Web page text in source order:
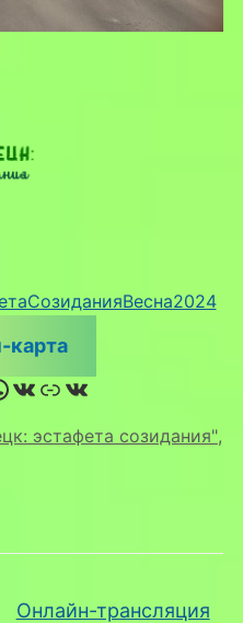
карта
ВКонтакте
Ссылка
ВКонтакте
эстафета созидания",
Онлайн-трансляция